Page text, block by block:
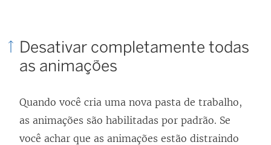
Desativar completamente todas
as animações
Quando você cria uma nova pasta de trabalho,
as animações são habilitadas por padrão. Se
você achar que as animações estão distraindo